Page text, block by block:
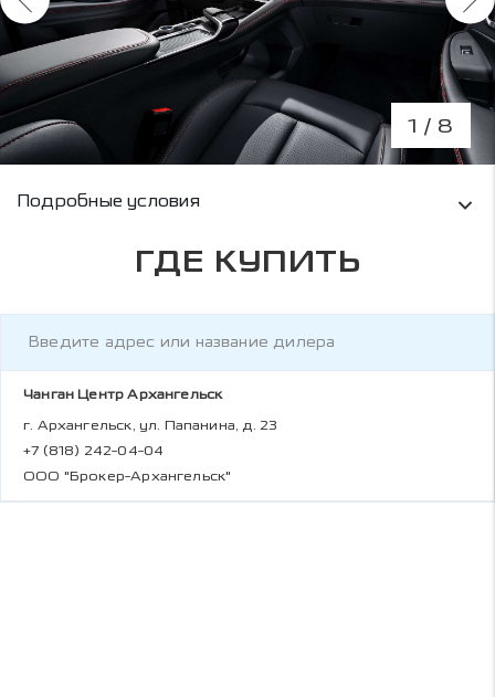
1 / 8
Условия кредитования и информация о
Подробные условия
ГДЕ КУПИТЬ
Чанган Центр Архангельск
г. Архангельск, ул. Папанина, д. 23
+7 (818) 242-04-04
ООО "Брокер-Архангельск"